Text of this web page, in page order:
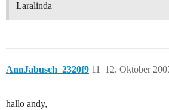
Laralinda
AnnJabusch_2320f9 12. Oktober
11
hallo andy,